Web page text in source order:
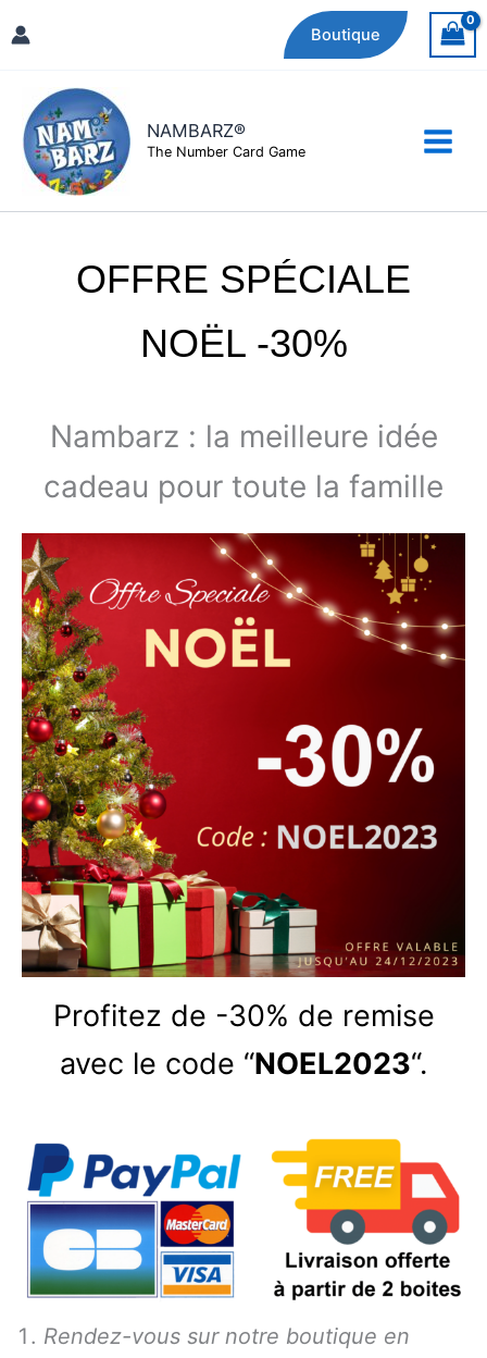
au
Boutique
NAMBARZ®
The Number Card Game
OFFRE SPÉCIALE
NOËL -30%
Nambarz : la meilleure idée
cadeau pour toute la famille
Profitez de -30% de remise
avec le code “NOEL2023“.
Rendez-vous sur notre boutique en